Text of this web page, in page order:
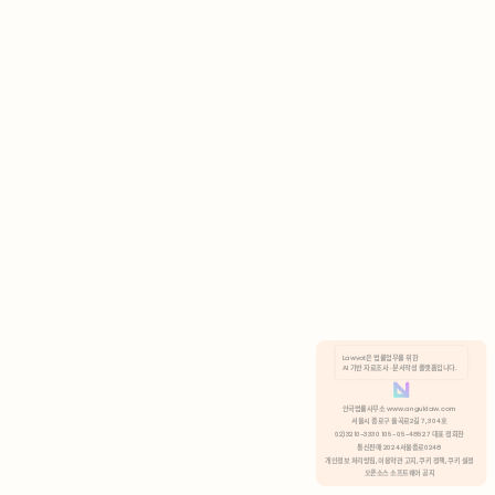
분석 쿠키 허용
Lawvot은 법률업무를 위한
AI 기반 자료조사 · 문서작성 플랫폼입니다.
안국법률사무소 www.anguklaw.com
서울시 종로구 율곡로2길 7, 304호
02)3210-3330 105-05-48527 대표 정희찬
통신판매 2024서울종로0248
개인정보 처리방침, 이용약관 고지, 쿠키 정책, 쿠키 설정
오픈소스 소프트웨어 공지